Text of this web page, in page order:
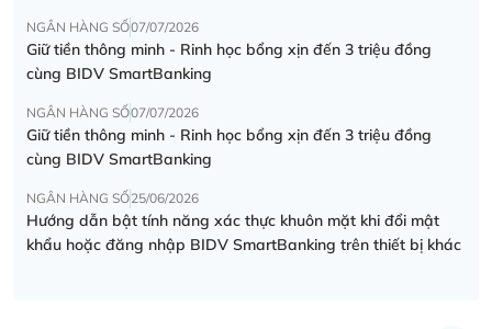
NGÂN HÀNG SỐ07/07/2026
Giữ tiền thông minh - Rinh học bổng xịn đến 3 triệu đồng
cùng BIDV SmartBanking
NGÂN HÀNG SỐ07/07/2026
Giữ tiền thông minh - Rinh học bổng xịn đến 3 triệu đồng
cùng BIDV SmartBanking
NGÂN HÀNG SỐ25/06/2026
Hướng dẫn bật tính năng xác thực khuôn mặt khi đổi mật
khẩu hoặc đăng nhập BIDV SmartBanking trên thiết bị khác